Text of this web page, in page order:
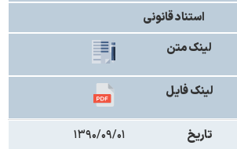
استناد قانونی
لینک متن
لینک فایل
تاریخ
۱۳۹۰/۰۹/۰۱